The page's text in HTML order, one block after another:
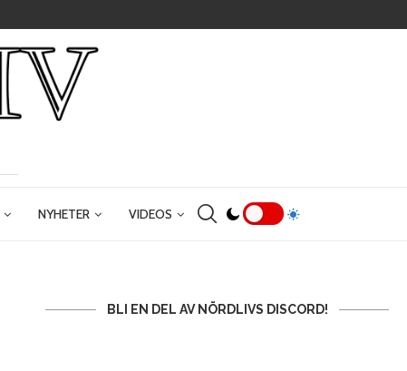
NYHETER VIDEOS
BLI EN DEL AV NÖRDLIVS DISCORD!